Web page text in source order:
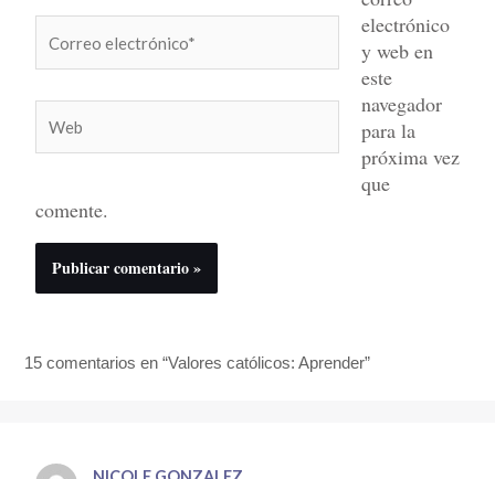
electrónico*
electrónico
y web en
este
navegador
para la
próxima vez
que
comente.
15 comentarios en “Valores católicos: Aprender”